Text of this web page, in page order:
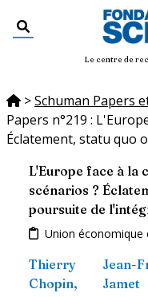
Le centre de
>Schuman Papers
Papers n°219 :
Éclatement, statu quo
L'Europe face à la
scénarios ?
poursuite de
Union économique
Thierry
Chopin,
Jean-
Jamet